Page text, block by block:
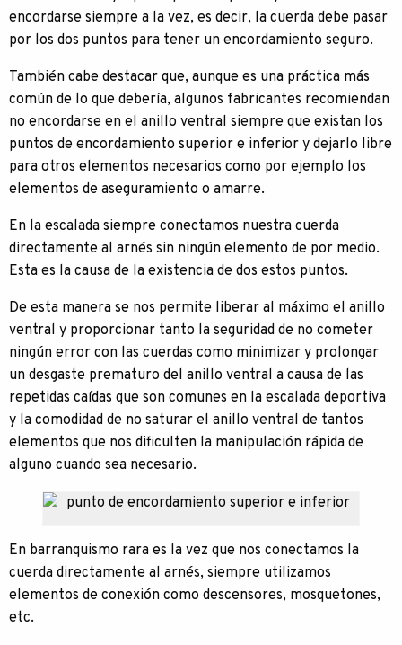
encordarse siempre a la vez, es decir, la cuerda debe pasar
por los dos puntos para tener un encordamiento seguro.
También cabe destacar que, aunque es una práctica más
común de lo que debería, algunos fabricantes recomiendan
no encordarse en el anillo ventral siempre que existan los
puntos de encordamiento superior e inferior y dejarlo libre
para otros elementos necesarios como por ejemplo los
elementos de aseguramiento o amarre.
En la escalada siempre conectamos nuestra cuerda
directamente al arnés sin ningún elemento de por medio.
Esta es la causa de la existencia de dos estos puntos.
De esta manera se nos permite liberar al máximo el anillo
ventral y proporcionar tanto la seguridad de no cometer
ningún error con las cuerdas como minimizar y prolongar
un desgaste prematuro del anillo ventral a causa de las
repetidas caídas que son comunes en la escalada deportiva
y la comodidad de no saturar el anillo ventral de tantos
elementos que nos dificulten la manipulación rápida de
alguno cuando sea necesario.
En barranquismo rara es la vez que nos conectamos la
cuerda directamente al arnés, siempre utilizamos
elementos de conexión como descensores, mosquetones,
etc.